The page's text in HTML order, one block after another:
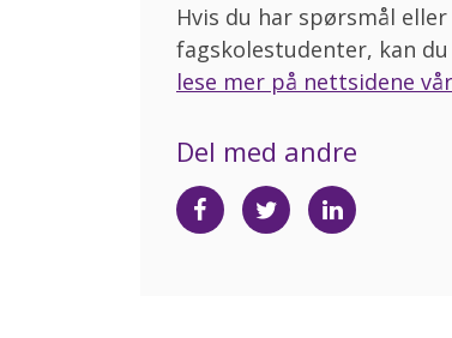
Hvis du har spørsmål
fagskolestudenter, kan du
lese mer på nettsidene
Del med andre
Del
på
Del
på
Del
på